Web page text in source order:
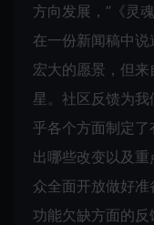
方向发展，”《灵
在一份新闻稿中
宏大的愿景，但
星。社区反馈为
乎各个方面制定
出哪些改变以及
众全面开放做好
功能欠缺方面的